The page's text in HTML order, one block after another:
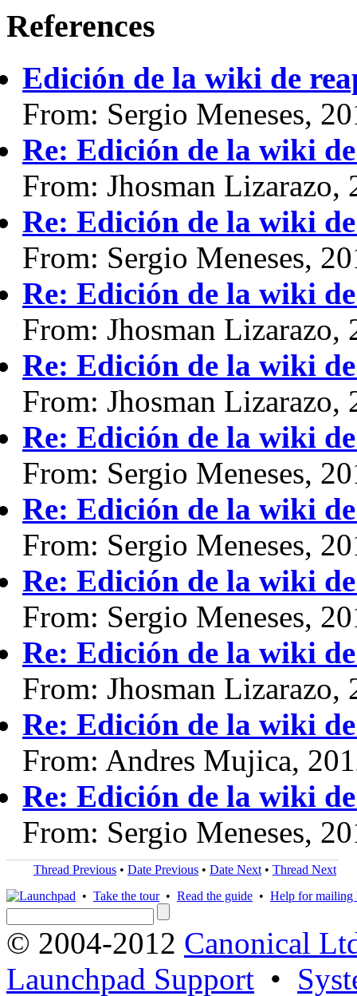
References
Edición de la wiki de
From: Sergio Meneses,
Re: Edición de la wiki
From: Jhosman Lizarazo,
Re: Edición de la wiki
From: Sergio Meneses,
Re: Edición de la wiki
From: Jhosman Lizarazo,
Re: Edición de la wiki
From: Jhosman Lizarazo,
Re: Edición de la wiki
From: Sergio Meneses,
Re: Edición de la wiki
From: Sergio Meneses,
Re: Edición de la wiki
From: Sergio Meneses,
Re: Edición de la wiki
From: Jhosman Lizarazo,
Re: Edición de la wiki
From: Andres Mujica,
Re: Edición de la wiki
From: Sergio Meneses,
Thread Previous • Date Previous • Date Next • Thread Next
• Take the tour• Read the guide • Help for mailing
© 2004-2012 Canonical
Launchpad Support •